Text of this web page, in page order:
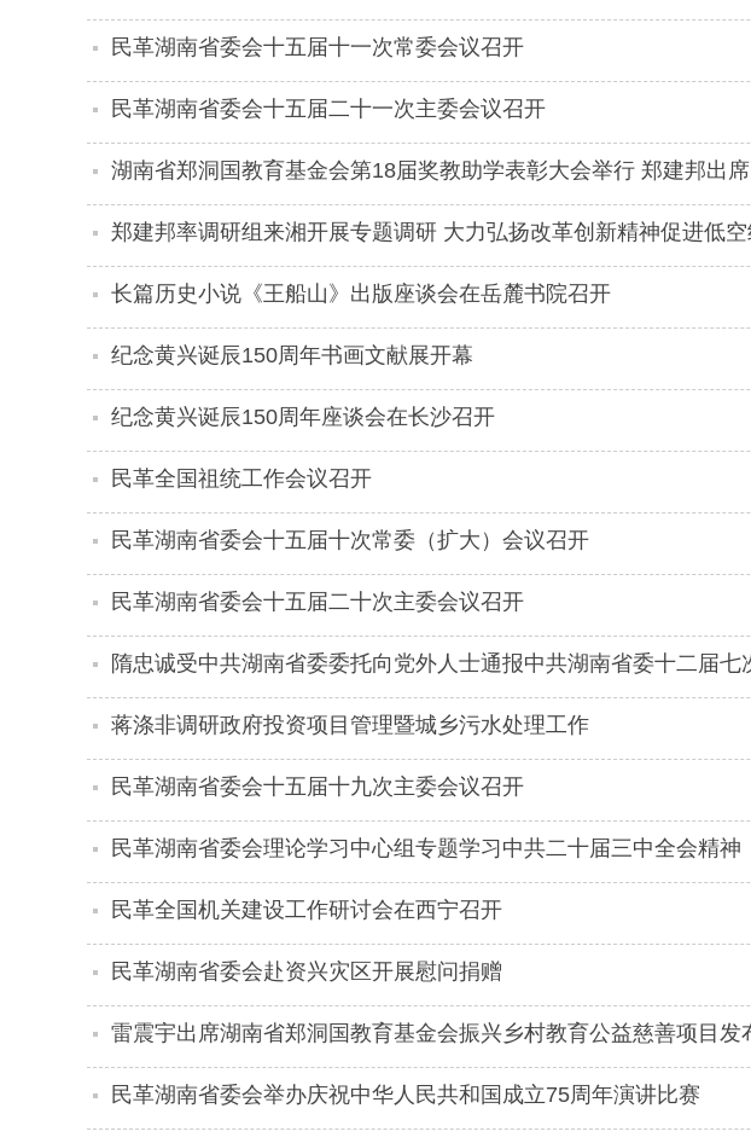
民革湖南省委会十五届十一次常委会议召开
民革湖南省委会十五届二十一次主委会议召开
湖南省郑洞国教育基金会第18届奖教助学表彰大会举行 郑建邦出席
郑建邦率调研组来湘开展专题调研 大力弘扬改革创新精神促进低
展
长篇历史小说《王船山》出版座谈会在岳麓书院召开
纪念黄兴诞辰150周年书画文献展开幕
纪念黄兴诞辰150周年座谈会在长沙召开
民革全国祖统工作会议召开
民革湖南省委会十五届十次常委（扩大）会议召开
民革湖南省委会十五届二十次主委会议召开
隋忠诚受中共湖南省委委托向党外人士通报中共湖南省委十二届七
蒋涤非调研政府投资项目管理暨城乡污水处理工作
民革湖南省委会十五届十九次主委会议召开
民革湖南省委会理论学习中心组专题学习中共二十届三中全会精神
民革全国机关建设工作研讨会在西宁召开
民革湖南省委会赴资兴灾区开展慰问捐赠
雷震宇出席湖南省郑洞国教育基金会振兴乡村教育公益慈善项目发
民革湖南省委会举办庆祝中华人民共和国成立75周年演讲比赛